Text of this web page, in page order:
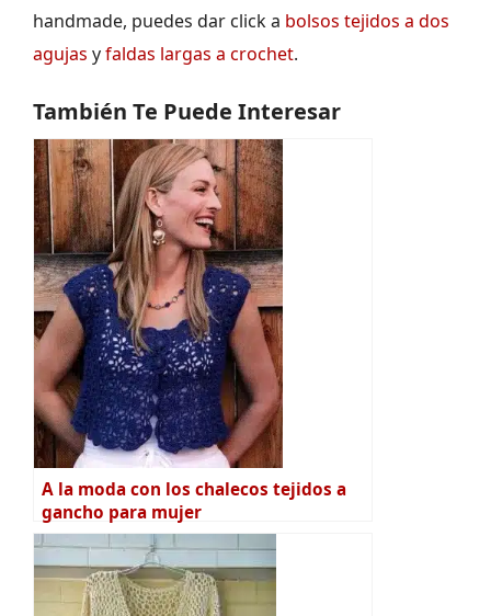
handmade, puedes dar click a bolsos tejidos a dos
agujas yfaldas largas a crochet.
También Te Puede Interesar
A la moda con los chalecos tejidos a
gancho para mujer